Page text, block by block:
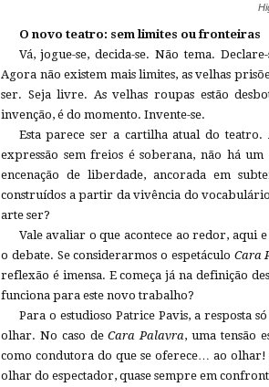
O novo teatro: sem limites ou fronteiras
Vá, jogue-se, decida-se. Não tema.
Agora não existem mais limites, as velhas
ser. Seja livre. As velhas roupas estão
invenção, é do momento. Invente-se.
Esta parece ser a cartilha atual do
expressão sem freios é soberana, não há
encenação de liberdade, ancorada em
construídos a partir da vivência do
arte ser?
Vale avaliar o que acontece ao redor, aqui
o debate. Se considerarmos o espetáculo Cara
reflexão é imensa. E começa já na definição
funciona para este novo trabalho?
Para o estudioso Patrice Pavis, a resposta
olhar. No caso deCara Palavra, uma tensão
como condutora do que se oferece… ao
olhar do espectador, quase sempre em